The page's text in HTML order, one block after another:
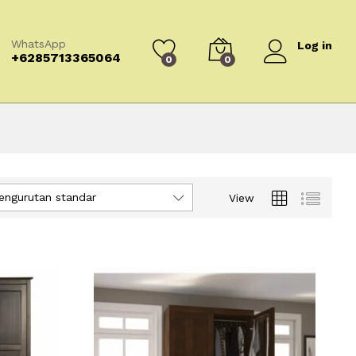
WhatsApp
+6285713365064 0 0
Log in
View
standar